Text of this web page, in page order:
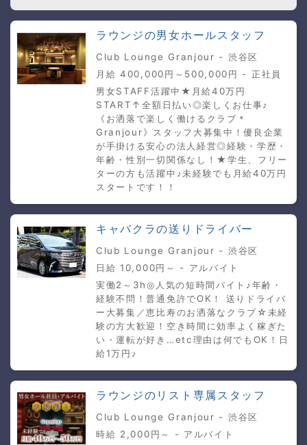
ラウンジの男女ホールスタッフ
Club Lounge Granjour - 渋谷区
月給 400,000円～500,000円 - 正社員
男女STAFF活躍中★月給40万円
START↑全額日払い◎楽しくお仕事♪
《お洒落で楽しく働けるクラブ＊
Granjour》スタッフ大募集中！優良企業
が手掛ける安心の法人経営◎経験・学歴・
年齢・性別一切関係なし！★学生、フリー
ターの方も活躍中♪未経験でも月給40万円
スタートです！！
キャバクラの送りドライバー
Club Lounge Granjour - 渋谷区
日給 10,000円～ - アルバイト
実働2～3h◎人気の短時間バイト♪年齢・
経験不問！普通免許でOK！ 送りドライバ
ー大募集／恵比寿のお洒落なクラブ☆未経
験の方大歓迎！空き時間に効率よく稼ぎた
い・運転が好き…etc理由は何でもOK！日
給1万円♪
ラウンジのリスト専属スタッフ
Club Lounge Granjour - 渋谷区
時給 2,000円～ - アルバイト